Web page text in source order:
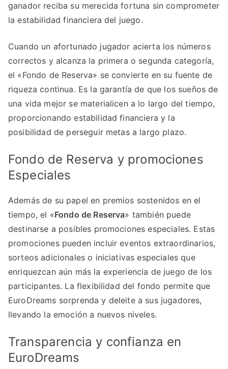
ganador reciba su merecida fortuna sin comprometer
la estabilidad financiera del juego.
Cuando un afortunado jugador acierta los números
correctos y alcanza la primera o segunda categoría,
el «Fondo de Reserva» se convierte en su fuente de
riqueza continua. Es la garantía de que los sueños de
una vida mejor se materialicen a lo largo del tiempo,
proporcionando estabilidad financiera y la
posibilidad de perseguir metas a largo plazo.
Fondo de Reserva y promociones
Especiales
Además de su papel en premios sostenidos en el
tiempo, el «Fondo de Reserva» también puede
destinarse a posibles promociones especiales. Estas
promociones pueden incluir eventos extraordinarios,
sorteos adicionales o iniciativas especiales que
enriquezcan aún más la experiencia de juego de los
participantes. La flexibilidad del fondo permite que
EuroDreams sorprenda y deleite a sus jugadores,
llevando la emoción a nuevos niveles.
Transparencia y confianza en
EuroDreams